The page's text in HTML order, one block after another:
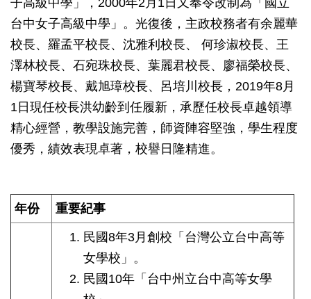
子高級中學」，2000年2月1日又奉令改制為「國立
台中女子高級中學」。光復後，主政校務者有余麗華
校長、羅孟平校長、沈雅利校長、 何珍淑校長、王
澤林校長、石宛珠校長、葉麗君校長、廖福榮校長、
楊寶琴校長、戴旭璋校長、呂培川校長，2019年8月
1日現任校長洪幼齡到任履新，承歷任校長卓越領導
精心經營，教學設施完善，師資陣容堅強，學生程度
優秀，績效表現卓著，校譽日隆精進。
年份 重要紀事
民國8年3月創校「台灣公立台中高等
女學校」。
民國10年「台中州立台中高等女學